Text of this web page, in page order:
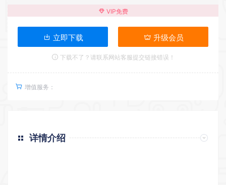
VIP免费
立即下载 升级会员
下载不了？请联系网站客服提交链接错误！
增值服务：
详情介绍